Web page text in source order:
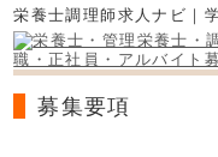
栄養士調理師求人ナビ｜
募集要項